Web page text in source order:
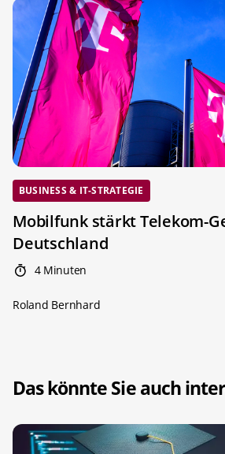
BUSINESS & IT-STRATEGIE
Mobilfunk stärkt Telekom-
Deutschland
4 Minuten
Roland Bernhard
Das könnte Sie auch